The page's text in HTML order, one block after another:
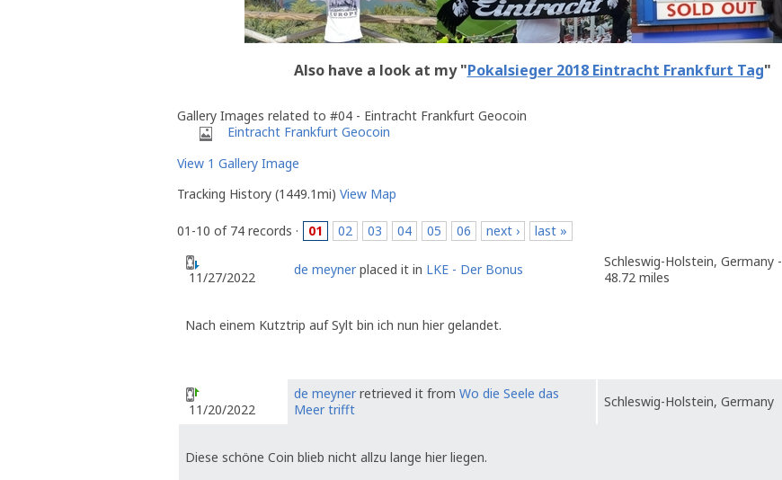
Also have a look at my "Pokalsieger 2018 Eintracht Frankfurt Tag"
Gallery Images related to #04 - Eintracht Frankfurt Geocoin
Eintracht Frankfurt Geocoin
View 1 Gallery Image
Tracking History (1449.1mi) View Map
01-10 of 74 records · 01 02 03 04 05 06 next › last »
11/27/2022 de meynerplaced it in LKE - Der Bonus
Schleswig-Holstein, Germany -
48.72 miles
Nach einem Kutztrip auf Sylt bin ich nun hier gelandet.
11/20/2022
de meyner retrieved it from Wo die Seele das
Meer trifft
Schleswig-Holstein, Germany
Diese schöne Coin blieb nicht allzu lange hier liegen.